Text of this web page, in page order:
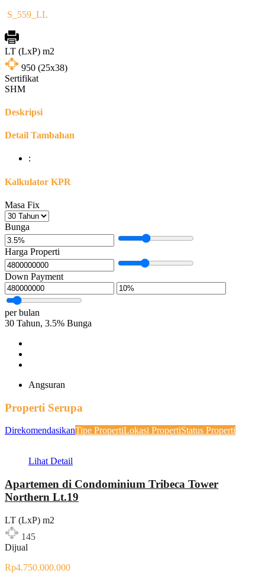
S_559_LL
LT (LxP) m2
950 (25x38)
Sertifikat
SHM
Deskripsi
Detail Tambahan
:
Kalkulator KPR
Masa Fix
Bunga
Harga Properti
Down Payment
per bulan
30 Tahun, 3.5% Bunga
Angsuran
Properti Serupa
DirekomendasikanTipe PropertiLokasi PropertiStatus Properti
Lihat Detail
Apartemen di Condominium Tribeca Tower
Northern Lt.19
LT (LxP) m2
145
Dijual
Rp4.750.000.000